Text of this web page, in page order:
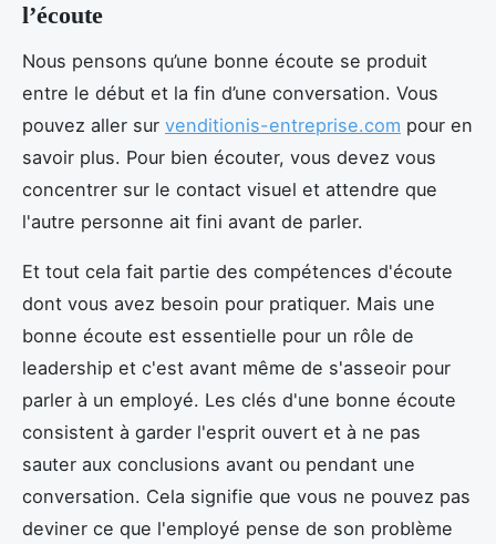
l’écoute
Nous pensons qu’une bonne écoute se produit
entre le début et la fin d’une conversation. Vous
pouvez aller sur venditionis-entreprise.com pour en
savoir plus. Pour bien écouter, vous devez vous
concentrer sur le contact visuel et attendre que
l'autre personne ait fini avant de parler.
Et tout cela fait partie des compétences d'écoute
dont vous avez besoin pour pratiquer. Mais une
bonne écoute est essentielle pour un rôle de
leadership et c'est avant même de s'asseoir pour
parler à un employé. Les clés d'une bonne écoute
consistent à garder l'esprit ouvert et à ne pas
sauter aux conclusions avant ou pendant une
conversation. Cela signifie que vous ne pouvez pas
deviner ce que l'employé pense de son problème